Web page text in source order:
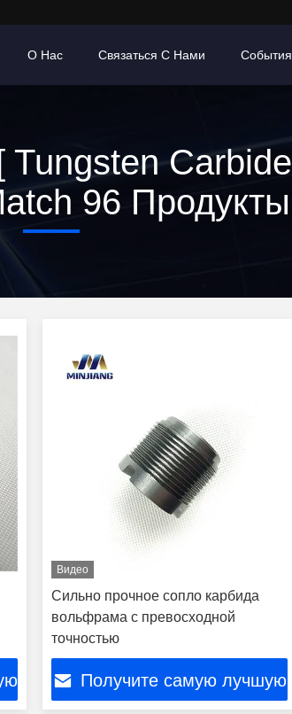
О Нас Связаться С Нами События
Carbide
96 Продукты
Видео
Сильно прочное сопло карбида
вольфрама с превосходной
точностью
Получите самую лучшую